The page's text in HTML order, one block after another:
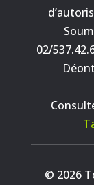
02/
© 2026